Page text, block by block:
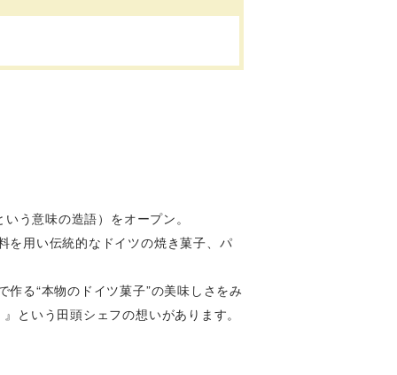
う意味の造語）をオープン。
を用い伝統的なドイツの焼き菓子、パ
作る“本物のドイツ菓子”の美味しさをみ
という田頭シェフの想いがあります。